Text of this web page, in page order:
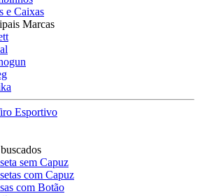
e Caixas
Marcas
Esportivo
sem Capuz
com Capuz
com Botão